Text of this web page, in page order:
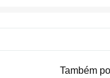
Também